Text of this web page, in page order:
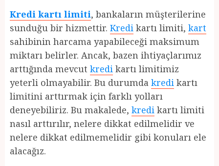
Kredi kartı limiti, bankaların müşterilerine
sunduğu bir hizmettir. Kredi kartı limiti, kart
sahibinin harcama yapabileceği maksimum
miktarı belirler. Ancak, bazen ihtiyaçlarımız
arttığında mevcut kredi kartı limitimiz
yeterli olmayabilir. Bu durumda kredi kartı
limitini arttırmak için farklı yolları
deneyebiliriz. Bu makalede, kredi kartı limiti
nasıl arttırılır, nelere dikkat edilmelidir ve
nelere dikkat edilmemelidir gibi konuları ele
alacağız.